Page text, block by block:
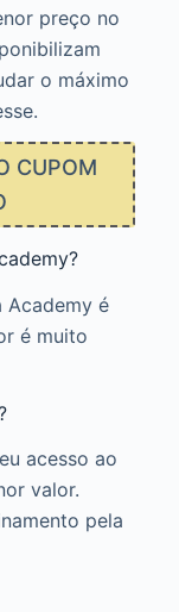
preço no
o máximo
CUPOM
Academy é
é muito
acesso ao
valor.
pela